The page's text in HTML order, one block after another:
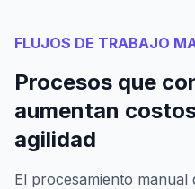
FLUJOS DE TRABAJO
Procesos que
aumentan
agilidad
El procesamiento